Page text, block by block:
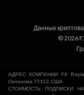
Данные
© 2026
АДРЕС КОМПАНИИ FX
Оклахома 73102, США.
СТОИМОСТЬ ПОДПИСКИ